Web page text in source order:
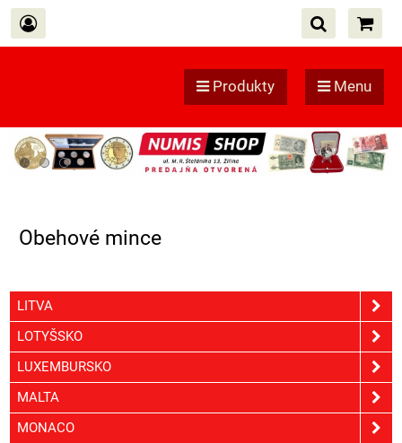
Produkty Menu
Obehové mince
LITVA
LOTYŠSKO
LUXEMBURSKO
MALTA
MONACO